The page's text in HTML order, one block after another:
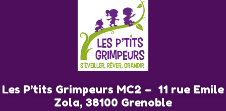
Les P’tits Grimpeurs MC2 – 11 rue Emile
Zola, 38100 Grenoble